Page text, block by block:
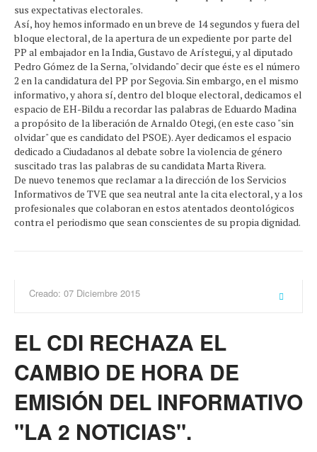
sus expectativas electorales.
Así, hoy hemos informado en un breve de 14 segundos y fuera del
bloque electoral, de la apertura de un expediente por parte del
PP al embajador en la India, Gustavo de Arístegui, y al diputado
Pedro Gómez de la Serna, "olvidando" decir que éste es el número
2 en la candidatura del PP por Segovia. Sin embargo, en el mismo
informativo, y ahora sí, dentro del bloque electoral, dedicamos el
espacio de EH-Bildu a recordar las palabras de Eduardo Madina
a propósito de la liberación de Arnaldo Otegi, (en este caso "sin
olvidar" que es candidato del PSOE). Ayer dedicamos el espacio
dedicado a Ciudadanos al debate sobre la violencia de género
suscitado tras las palabras de su candidata Marta Rivera.
De nuevo tenemos que reclamar a la dirección de los Servicios
Informativos de TVE que sea neutral ante la cita electoral, y a los
profesionales que colaboran en estos atentados deontológicos
contra el periodismo que sean conscientes de su propia dignidad.
Creado: 07 Diciembre 2015
EL CDI RECHAZA EL
CAMBIO DE HORA DE
EMISIÓN DEL INFORMATIVO
"LA 2 NOTICIAS".